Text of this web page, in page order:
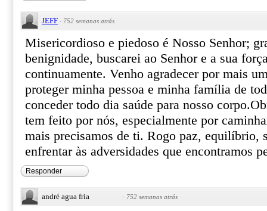
JEFF · 752 semanas atrás
Misericordioso e piedoso é Nosso Senhor;
benignidade, buscarei ao Senhor e a sua
continuamente. Venho agradecer por mais
proteger minha pessoa e minha família de
conceder todo dia saúde para nosso
tem feito por nós, especialmente por
mais precisamos de ti. Rogo paz, equilíbrio,
enfrentar às adversidades que encontramos
Responder
andré agua fria · 752 semanas atrás